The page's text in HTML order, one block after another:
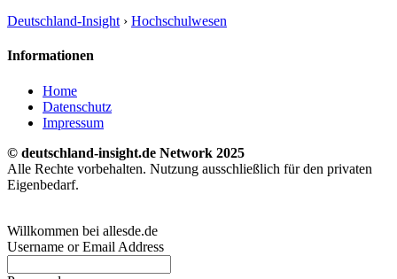
Deutschland-Insight › Hochschulwesen
Informationen
Home
Datenschutz
Impressum
© deutschland-insight.de Network 2025
Alle Rechte vorbehalten. Nutzung ausschließlich für den privaten
Eigenbedarf.
Willkommen bei allesde.de
Username or Email Address